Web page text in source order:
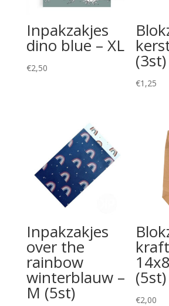
Inpakzakjes
dino blue – XL
€2,50 (3st)
€1,25
Inpakzakjes
over the
rainbow
winterblauw –
M (5st)
kraft
(5st)
€2,00